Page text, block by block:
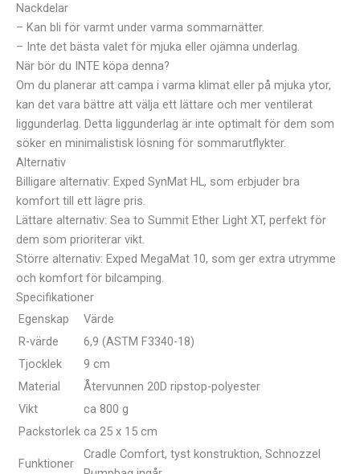
Nackdelar
– Kan bli för varmt under varma sommarnätter.
– Inte det bästa valet för mjuka eller ojämna underlag.
När bör du INTE köpa denna?
Om du planerar att campa i varma klimat eller på mjuka ytor,
kan det vara bättre att välja ett lättare och mer ventilerat
liggunderlag. Detta liggunderlag är inte optimalt för dem som
söker en minimalistisk lösning för sommarutflykter.
Alternativ
Billigare alternativ: Exped SynMat HL, som erbjuder bra
komfort till ett lägre pris.
Lättare alternativ: Sea to Summit Ether Light XT, perfekt för
dem som prioriterar vikt.
Större alternativ: Exped MegaMat 10, som ger extra utrymme
och komfort för bilcamping.
Specifikationer
Egenskap
Värde
R-värde
6,9 (ASTM F3340-18)
Tjocklek
9 cm
Material
Återvunnen 20D ripstop-polyester
Vikt
ca 800 g
Packstorlek ca 25 x 15 cm
Funktioner
Cradle Comfort, tyst konstruktion, Schnozzel